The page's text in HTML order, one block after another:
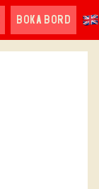
BOKA BORD